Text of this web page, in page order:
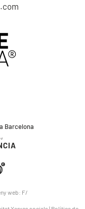
Barcelona
web: F/